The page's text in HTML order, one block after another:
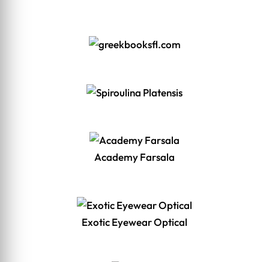
Academy Farsala
Exotic Eyewear Optical